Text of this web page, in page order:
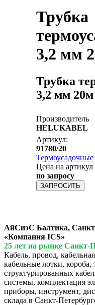
Трубка
3,2 мм
Трубка
3,2 мм 20м
Производитель
HELUKABEL
Артикул:
91780/20
Термоусадочные
Цена на артикул
по запросу
ЗАПРОСИТЬ
АйСиэС Балтика,
«Компания ICS»
25 лет на рынке Санкт-
Кабель, провод,
кабельные лотки,
структурированных
системы, комплектация
приборы, инструмент,
склада в Санкт-